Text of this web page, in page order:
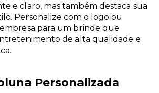
e claro, mas também destaca sua
Personalize com o logo ou
para um brinde que
de alta qualidade e
Personalizada